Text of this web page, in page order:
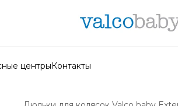
центрыКонтакты